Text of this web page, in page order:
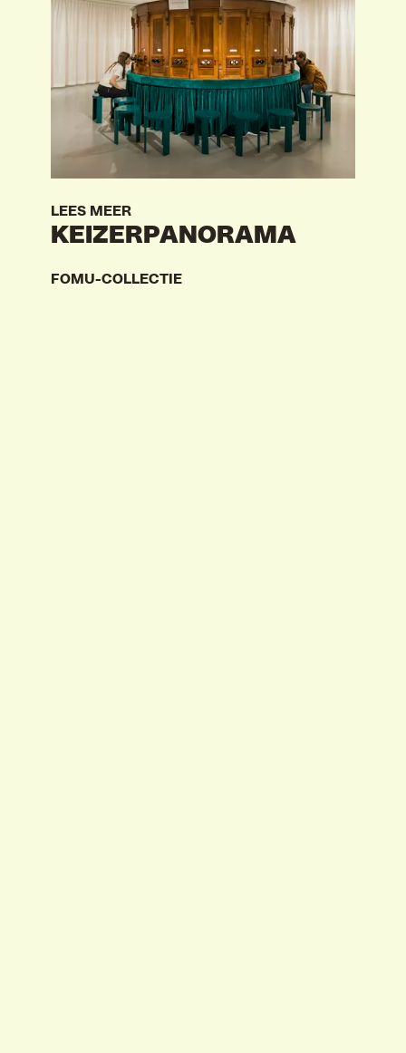
LEES MEER
KEIZERPANORAMA
FOMU-COLLECTIE
VIND EXPO’S, ACTIVITEITEN & INFORMATIE